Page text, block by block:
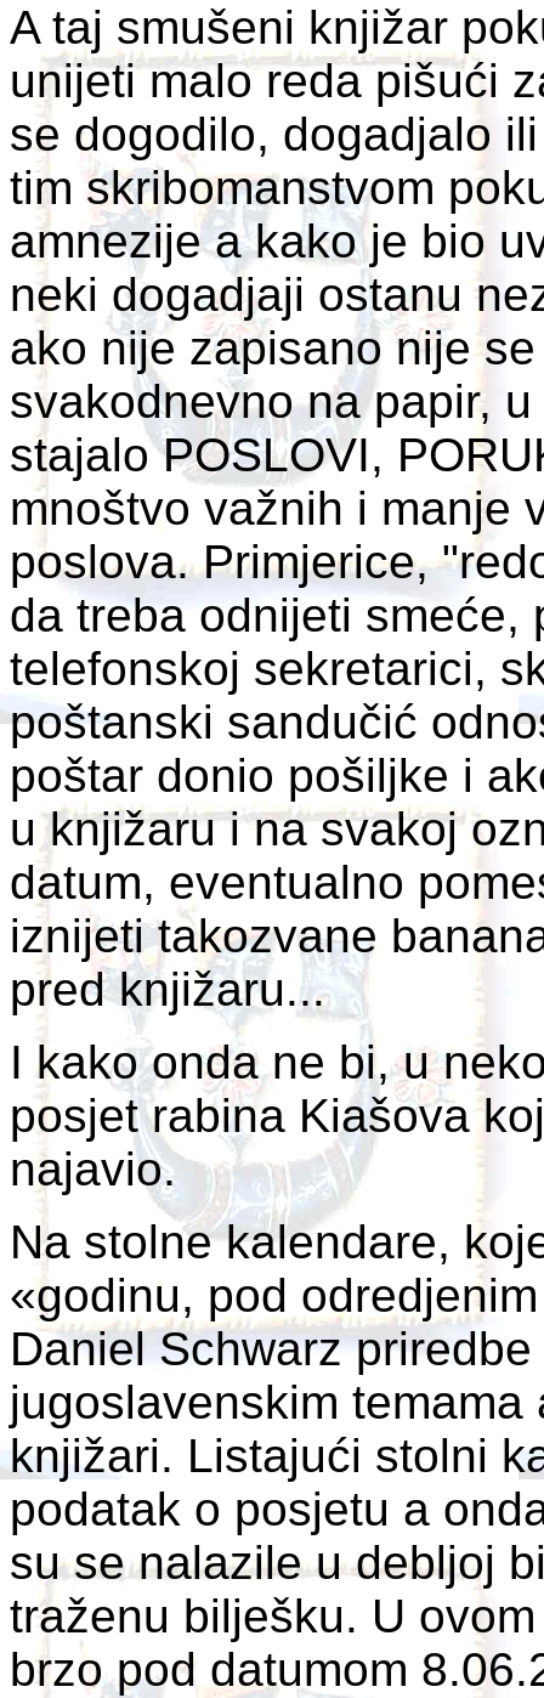
A taj smušeni knjižar
unijeti malo reda pišući
se dogodilo, dogadjalo
tim skribomanstvom
amnezije a kako je bio
neki dogadjaji ostanu
ako nije zapisano nije
svakodnevno na papir,
stajalo POSLOVI,
mnoštvo važnih i manje
poslova. Primjerice,
da treba odnijeti smeće,
telefonskoj sekretarici,
poštanski sandučić
poštar donio pošiljke i
u knjižaru i na svakoj
datum, eventualno
iznijeti takozvane
pred knjižaru...
I kako onda ne bi, u
posjet rabina Kiašova
najavio.
Na stolne kalendare,
«godinu, pod
Daniel Schwarz
jugoslavenskim
knjižari. Listajući stolni
podatak o posjetu a
su se nalazile u debljoj
traženu bilješku. U
brzo pod datumom